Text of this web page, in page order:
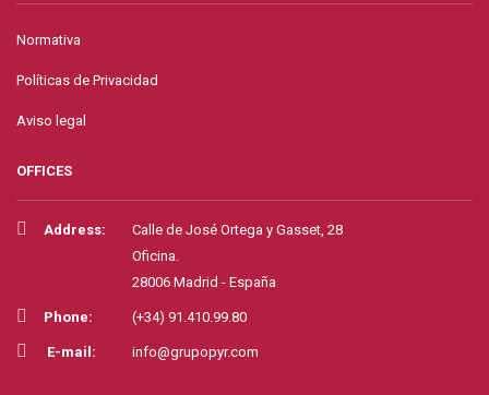
Normativa
Políticas de Privacidad
Aviso legal
OFFICES
Address:
Calle de José Ortega y Gasset, 28
Oficina.
28006 Madrid - España
Phone: (+34) 91.410.99.80
E-mail: info@grupopyr.com